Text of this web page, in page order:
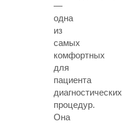
—
одна
из
самых
комфортных
для
пациента
диагностических
процедур.
Она